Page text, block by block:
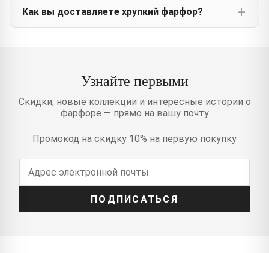
Как вы доставляете хрупкий фарфор?
Узнайте первыми
Скидки, новые коллекции и интересные истории о
фарфоре — прямо на вашу почту
Промокод на скидку 10% на первую покупку
ПОДПИСАТЬСЯ